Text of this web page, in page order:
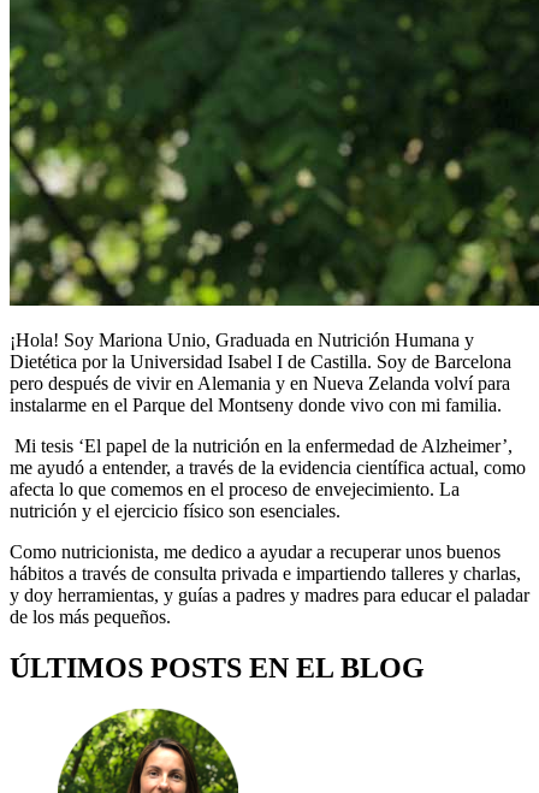
¡Hola! Soy Mariona Unio, Graduada en Nutrición Humana y
Dietética por la Universidad Isabel I de Castilla. Soy de Barcelona
pero después de vivir en Alemania y en Nueva Zelanda volví para
instalarme en el Parque del Montseny donde vivo con mi familia.
Mi tesis ‘El papel de la nutrición en la enfermedad de Alzheimer’,
me ayudó a entender, a través de la evidencia científica actual, como
afecta lo que comemos en el proceso de envejecimiento. La
nutrición y el ejercicio físico son esenciales.
Como nutricionista, me dedico a ayudar a recuperar unos buenos
hábitos a través de consulta privada e impartiendo talleres y charlas,
y doy herramientas, y guías a padres y madres para educar el paladar
de los más pequeños.
ÚLTIMOS POSTS EN EL BLOG